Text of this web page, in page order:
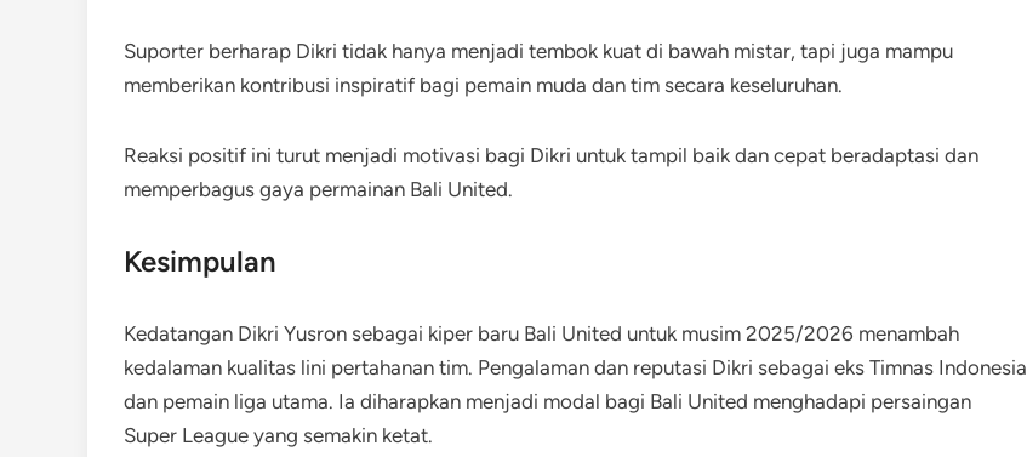
Suporter berharap Dikri tidak hanya menjadi tembok kuat di bawah mistar, tapi juga mampu
memberikan kontribusi inspiratif bagi pemain muda dan tim secara keseluruhan.
Reaksi positif ini turut menjadi motivasi bagi Dikri untuk tampil baik dan cepat beradaptasi dan
memperbagus gaya permainan Bali United.
Kesimpulan
Kedatangan Dikri Yusron sebagai kiper baru Bali United untuk musim 2025/2026 menambah
kedalaman kualitas lini pertahanan tim. Pengalaman dan reputasi Dikri sebagai eks Timnas Indonesia
dan pemain liga utama. Ia diharapkan menjadi modal bagi Bali United menghadapi persaingan
Super League yang semakin ketat.